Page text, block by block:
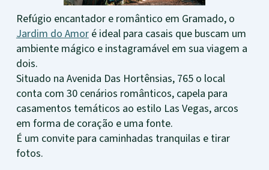
Refúgio encantador e romântico em Gramado, o
Jardim do Amoré ideal para casais que buscam um
ambiente mágico e instagramável em sua viagem a
dois.
Situado na Avenida Das Hortênsias, 765 o local
conta com 30 cenários românticos, capela para
casamentos temáticos ao estilo Las Vegas, arcos
em forma de coração e uma fonte.
É um convite para caminhadas tranquilas e tirar
fotos.